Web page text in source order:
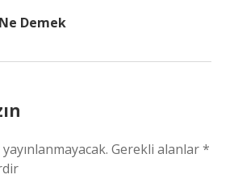
Demek
Gerekli alanlar*